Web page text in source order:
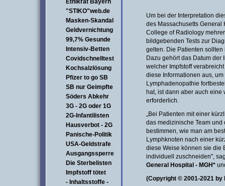
Ethikrat Bayern
"STIKO"web.de
Masken-Skandal
Geldvernichtung
99,7% Gesunde
Intensiv-Betten
Covidschnelltest
Kochsalzlösung
Pfizer to go SB
SB nur Geimpfte
Söders Abkehr
3G - 2G oder 1G
2G-Infantilisten
Hausverbot - 2G
Panische-Politik
USA-Geldstrafe
Ausgangssperre
Die Sterbelisten
Impfstoff tötet
- Inhaltsstoffe -
Um bei der Interpretation
des Massachusetts General
College of Radiology
bildgebenden Tests zur
gelten. Die Patienten
Dazu gehört das Datum der
welcher Impfstoff
diese Informationen aus,
Lymphadenopathie
hat, ist dann aber auch
erforderlich.
„Bei Patienten mit einer
das medizinische Team
bestimmen, wie man am
Lymphknoten nach einer
diese Weise können sie die
individuell zuschneiden",
General Hospital - MGH*
(Copyright © 2001-2021 by